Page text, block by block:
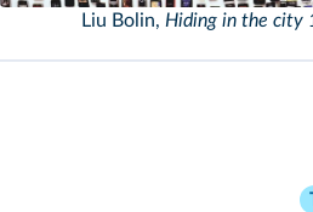
Liu Bolin, Hiding in the city